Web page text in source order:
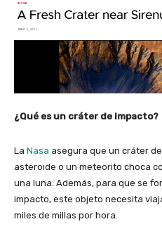
¿Qué es un cráter de impacto?
La Nasa asegura que un cráter
asteroide o un meteorito choca
una luna. Además, para que se
impacto, este objeto necesita
miles de millas por hora.